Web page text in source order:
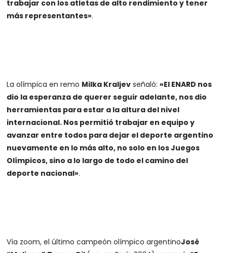
trabajar con los atletas de alto rendimiento y tener
más representantes».
La olímpica en remo Milka Kraljev señaló:«El ENARD nos
dio la esperanza de querer seguir adelante, nos dio
herramientas para estar a la altura del nivel
internacional. Nos permitió trabajar en equipo y
avanzar entre todos para dejar el deporte argentino
nuevamente en lo más alto, no solo en los Juegos
Olímpicos, sino a lo largo de todo el camino del
deporte nacional».
Vía zoom, el último campeón olímpico argentinoJosé